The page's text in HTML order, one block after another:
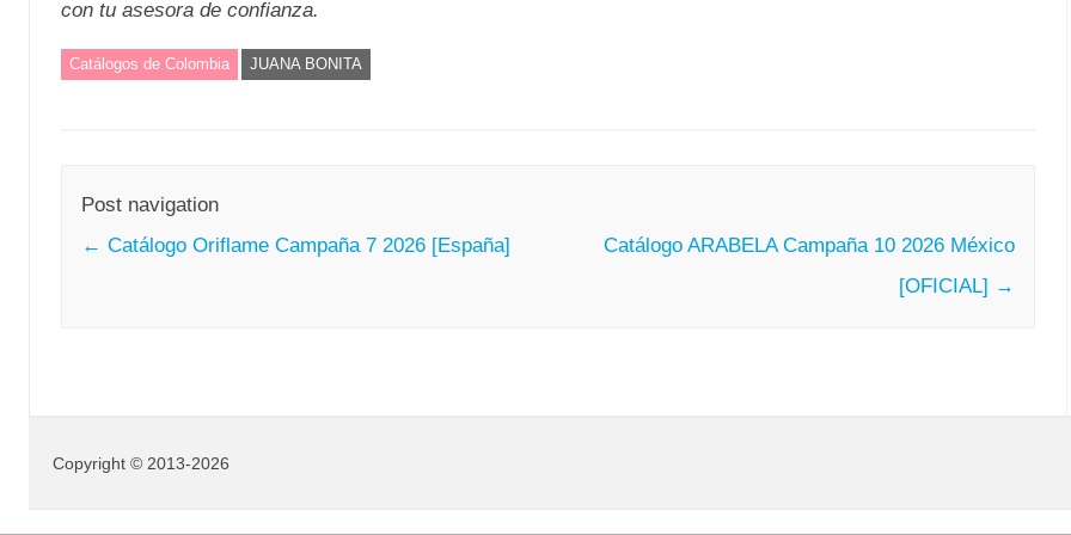
con tu asesora de confianza.
Catálogos de Colombia JUANA BONITA
Post navigation
← Catálogo Oriflame Campaña 7 2026 [España]
Catálogo ARABELA Campaña 10 2026 México
[OFICIAL] →
Copyright © 2013-2026